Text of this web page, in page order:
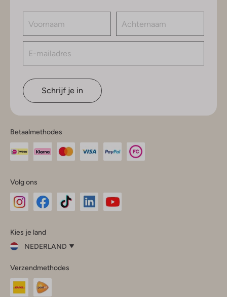
Schrijf je in
Betaalmethodes
Volg ons
InstagramFacebook
Kies je land
NEDERLAND
je
land
Nederland
Verzendmethodes